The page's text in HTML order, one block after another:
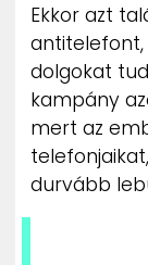
Ekkor azt
antitelefont,
dolgokat
kampány
mert az
durvább